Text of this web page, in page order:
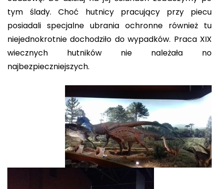
tym ślady. Choć hutnicy pracujący przy piecu
posiadali specjalne ubrania ochronne również tu
niejednokrotnie dochodziło do wypadków. Praca XIX
wiecznych hutników nie należała no
najbezpieczniejszych.